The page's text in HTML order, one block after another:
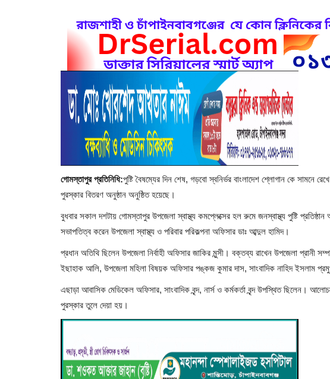
গোমস্তাপুর প্রতিনিধি:পুষ্টি বৈষম্যের দিন শেষ, গড়বো স্বনির্ভর বাংলাদেশ শ্লোগান কে সামনে
পুরস্কার বিতরণ অনুষ্ঠান অনুষ্ঠিত হয়েছে।
বুধবার সকাল দশটায় গোমস্তাপুর উপজেলা স্বাস্থ্য কমপ্লেক্সের হল রুমে জনস্বাস্থ্য পুষ্টি
সভাপতিত্ব করেন উপজেলা স্বাস্থ্য ও পরিবার পরিকল্পনা অফিসার ডাঃ আব্দুল হামিদ।
প্রধান অতিথি ছিলেন উপজেলা নির্বাহী অফিসার জাকির মুন্সী। বক্তব্য রাখেন উপজেলা প্রানী
ইছাহাক আলি, উপজেলা মহিলা বিষয়ক অফিসার পঙ্কজ কুমার দাস, সাংবাদিক নাহিদ ইসলাম
এছাড়া আবাসিক মেডিকেল অফিসার, সাংবাদিক বৃন্দ, নার্স ও কর্মকর্তা বৃন্দ উপস্থিত ছিলেন।
পুরস্কার তুলে দেয়া হয়।